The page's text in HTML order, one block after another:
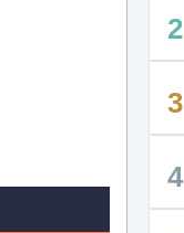
2
3
4